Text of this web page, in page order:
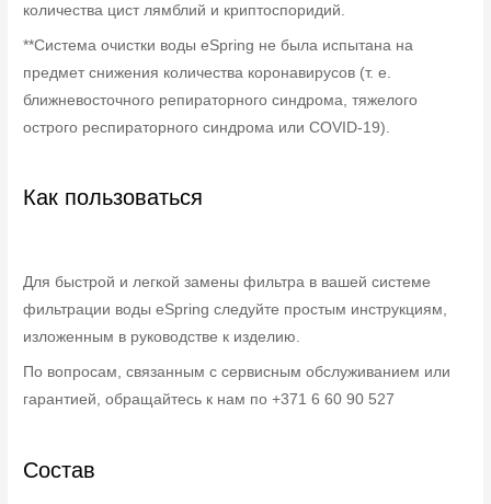
количества цист лямблий и криптоспоридий.
**Система очистки воды eSpring не была испытана на
предмет снижения количества коронавирусов (т. е.
ближневосточного репираторного синдрома, тяжелого
острого респираторного синдрома или COVID-19).
Как пользоваться
Для быстрой и легкой замены фильтра в вашей системе
фильтрации воды eSpring следуйте простым инструкциям,
изложенным в руководстве к изделию.
По вопросам, связанным с сервисным обслуживанием или
гарантией, обращайтесь к нам по +371 6 60 90 527
Состав